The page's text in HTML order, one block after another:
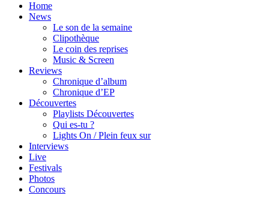
Home
News
Le son de la semaine
Clipothèque
Le coin des reprises
Music & Screen
Reviews
Chronique d’album
Chronique d’EP
Découvertes
Playlists Découvertes
Qui es-tu ?
Lights On / Plein feux sur
Interviews
Live
Festivals
Photos
Concours